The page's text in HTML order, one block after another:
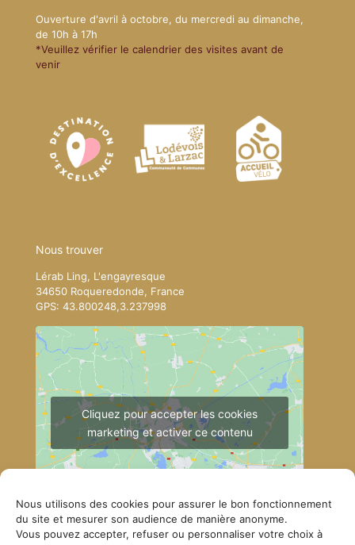
Nous utilisons des cookies pour assurer le bon fonctionnement
du site et mesurer son audience de manière anonyme.
Vous pouvez accepter, refuser ou personnaliser votre choix à
Ouverture d'avril à octobre, du mercredi au dimanche,
de 10h à 17h
*Veuillez vérifier le calendrier des visites avant de
venir
Nous trouver
Lérab Ling, L'engayresque
34650 Roqueredonde, France
GPS: 43.800248,3.237998
Cliquez pour accepter les cookies
marketing et activer ce contenu